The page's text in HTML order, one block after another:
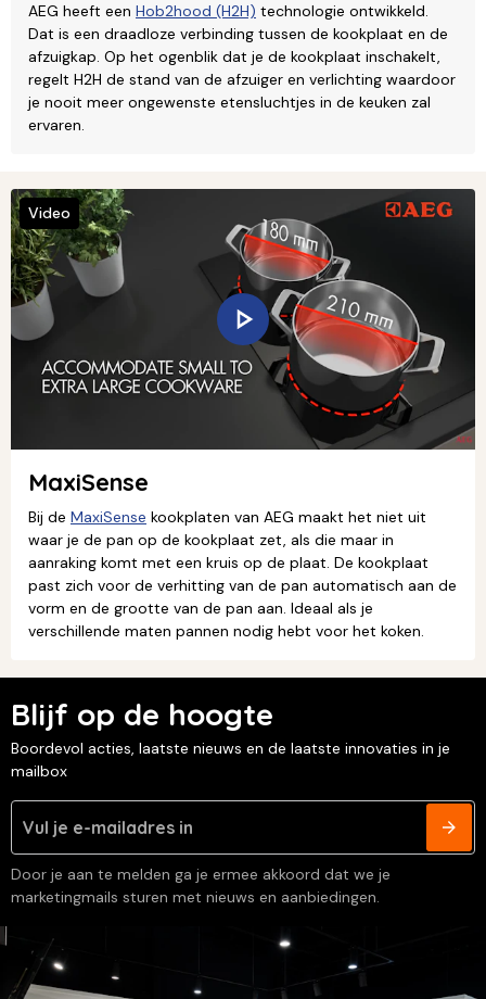
AEG heeft een Hob2hood (H2H) technologie ontwikkeld.
Dat is een draadloze verbinding tussen de kookplaat en de
afzuigkap. Op het ogenblik dat je de kookplaat inschakelt,
regelt H2H de stand van de afzuiger en verlichting waardoor
je nooit meer ongewenste etensluchtjes in de keuken zal
ervaren.
MaxiSense
Bij de MaxiSense kookplaten van AEG maakt het niet uit
waar je de pan op de kookplaat zet, als die maar in
aanraking komt met een kruis op de plaat. De kookplaat
past zich voor de verhitting van de pan automatisch aan de
vorm en de grootte van de pan aan. Ideaal als je
verschillende maten pannen nodig hebt voor het koken.
Video
Blijf op de hoogte
Boordevol acties, laatste nieuws en de laatste innovaties in je
mailbox
Door je aan te melden ga je ermee akkoord dat we je
marketingmails sturen met nieuws en aanbiedingen.